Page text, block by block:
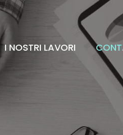
I NOSTRI LAVORI